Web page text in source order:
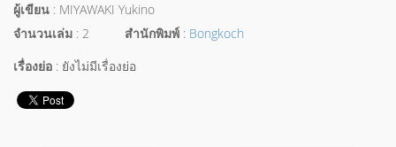
ผู้เขียน : MIYAWAKI Yukino
จำนวนเล่ม : 2 สำนักพิมพ์ : Bongkoch
เรื่องย่อ : ยังไม่มีเรื่องย่อ